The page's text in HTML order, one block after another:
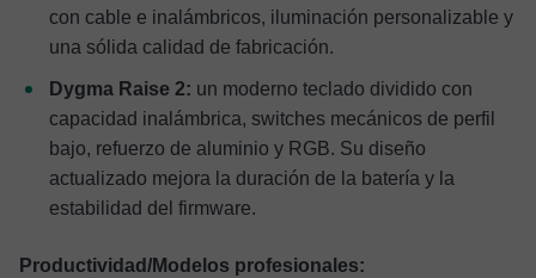
con cable e inalámbricos, iluminación personalizable y
una sólida calidad de fabricación.
Dygma Raise 2: un moderno teclado dividido con
capacidad inalámbrica, switches mecánicos de perfil
bajo, refuerzo de aluminio y RGB. Su diseño
actualizado mejora la duración de la batería y la
estabilidad del firmware.
Productividad/Modelos profesionales: